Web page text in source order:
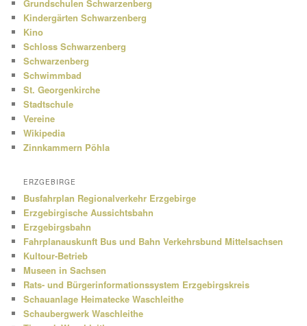
Grundschulen Schwarzenberg
Kindergärten Schwarzenberg
Kino
Schloss Schwarzenberg
Schwarzenberg
Schwimmbad
St. Georgenkirche
Stadtschule
Vereine
Wikipedia
Zinnkammern Pöhla
ERZGEBIRGE
Busfahrplan Regionalverkehr Erzgebirge
Erzgebirgische Aussichtsbahn
Erzgebirgsbahn
Fahrplanauskunft Bus und Bahn Verkehrsbund Mittelsachsen
Kultour-Betrieb
Museen in Sachsen
Rats- und Bürgerinformationssystem Erzgebirgskreis
Schauanlage Heimatecke Waschleithe
Schaubergwerk Waschleithe